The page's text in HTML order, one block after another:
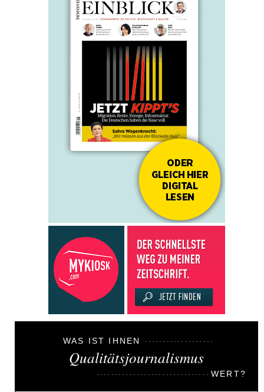
WAS IST IHNEN
Qualitätsjournalismus
WERT?